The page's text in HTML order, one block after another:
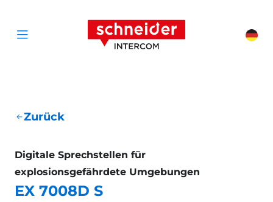
Open menu
Schneider
Zurück
Digitale Sprechstellen für
explosionsgefährdete Umgebungen
EX 7008D S